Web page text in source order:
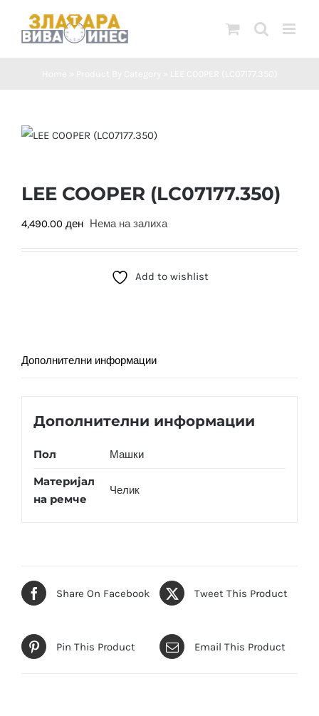
LEE COOPER (LC07177.350)
4,490.00 ден Нема на залиха
Add to wishlist
Дополнителни информации
Дополнителни информации
Пол Машки
Материјал
на ремче
Челик
Share On Facebook Tweet This Product
Pin This Product Email This Product